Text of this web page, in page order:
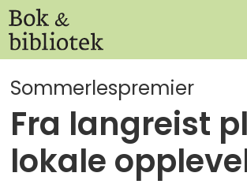
Sommerlespremier
Fra langreist
lokale